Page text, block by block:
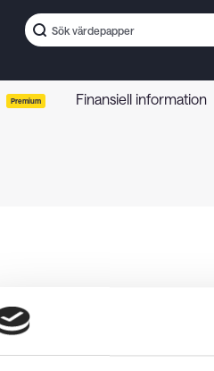
Premium Finansiell information